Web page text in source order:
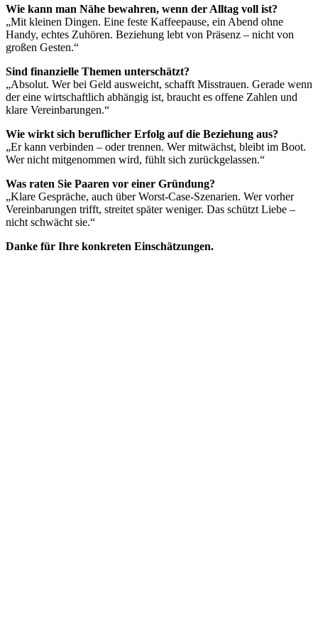
Wie kann man Nähe bewahren, wenn der Alltag voll ist?
„Mit kleinen Dingen. Eine feste Kaffeepause, ein Abend ohne
Handy, echtes Zuhören. Beziehung lebt von Präsenz – nicht von
großen Gesten.“
Sind finanzielle Themen unterschätzt?
„Absolut. Wer bei Geld ausweicht, schafft Misstrauen. Gerade wenn
der eine wirtschaftlich abhängig ist, braucht es offene Zahlen und
klare Vereinbarungen.“
Wie wirkt sich beruflicher Erfolg auf die Beziehung aus?
„Er kann verbinden – oder trennen. Wer mitwächst, bleibt im Boot.
Wer nicht mitgenommen wird, fühlt sich zurückgelassen.“
Was raten Sie Paaren vor einer Gründung?
„Klare Gespräche, auch über Worst-Case-Szenarien. Wer vorher
Vereinbarungen trifft, streitet später weniger. Das schützt Liebe –
nicht schwächt sie.“
Danke für Ihre konkreten Einschätzungen.